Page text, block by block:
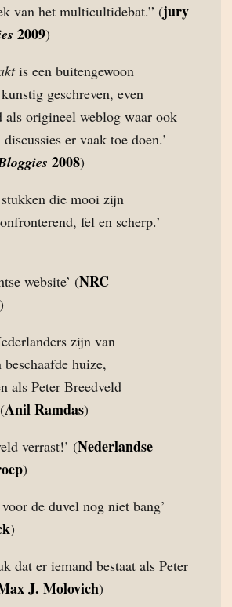
van het multicultidebat.” (jury
2009)
is een buitengewoon
geschreven, even
als origineel weblog waar ook
er vaak toe doen.’
2008)
die mooi zijn
fel en scherp.’
website’ (NRC
)
zijn van
huize,
als Peter Breedveld
Anil Ramdas)
verrast!’ (Nederlandse
)
de duvel nog niet bang’
)
dat er iemand bestaat als Peter
J. Molovich)